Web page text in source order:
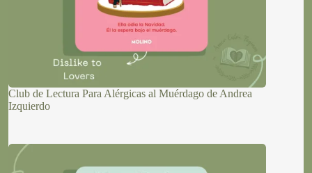
Club de Lectura Para Alérgicas al Muérdago de Andrea
Izquierdo